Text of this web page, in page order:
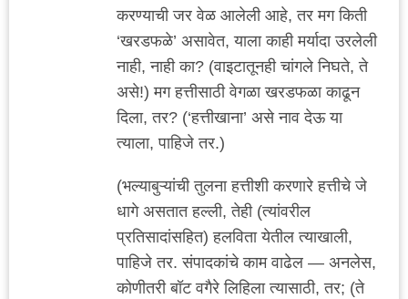
करण्याची जर वेळ आलेली आहे, तर मग किती
‘खरडफळे’ असावेत, याला काही मर्यादा उरलेली
नाही, नाही का? (वाइटातूनही चांगले निघते, ते
असे!) मग हत्तीसाठी वेगळा खरडफळा काढून
दिला, तर? (‘हत्तीखाना’ असे नाव देऊ या
त्याला, पाहिजे तर.)
(भल्याबुऱ्यांची तुलना हत्तीशी करणारे हत्तीचे जे
धागे असतात हल्ली, तेही (त्यांवरील
प्रतिसादांसहित) हलविता येतील त्याखाली,
पाहिजे तर. संपादकांचे काम वाढेल — अनलेस,
कोणीतरी बॉट वगैरे लिहिला त्यासाठी, तर; (ते